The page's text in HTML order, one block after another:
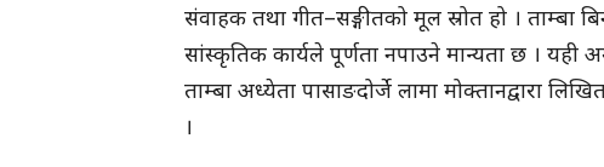
संवाहक तथा गीत–सङ्गीतको मूल स्रोत हो । ताम्बा
सांस्कृतिक कार्यले पूर्णता नपाउने मान्यता छ । यही
ताम्बा अध्येता पासाङदोर्जे लामा मोक्तानद्वारा
।